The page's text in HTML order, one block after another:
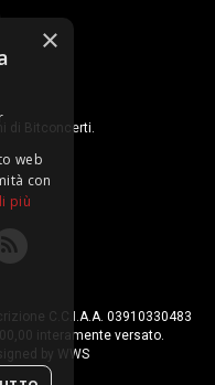
di Bitconcerti.
C.C.I.A.A. 03910330483
interamente versato.
by WWS
×
web
con
più